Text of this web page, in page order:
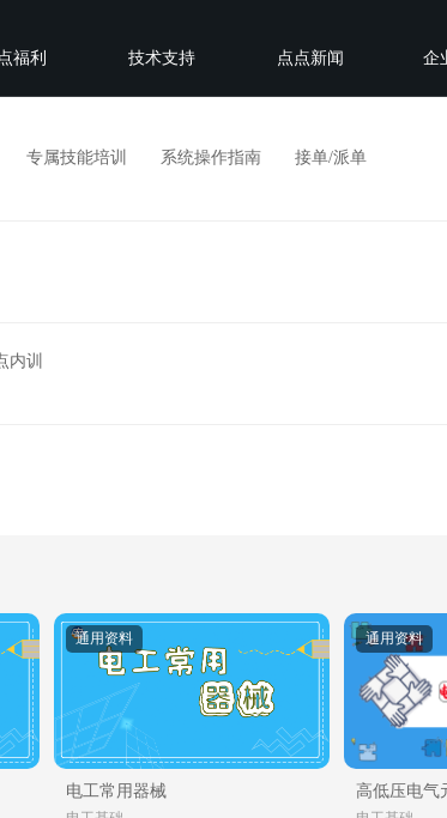
福利 技术支持 点点新闻 企
专属技能培训 系统操作指南 接单/派单
内训
通用资料
电工常用器械
通用资料
高低压电气